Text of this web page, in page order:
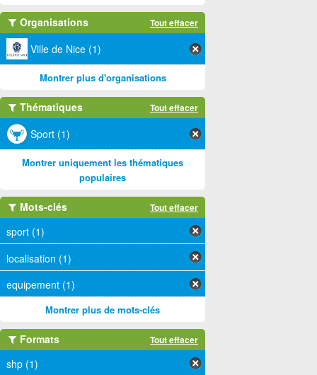
Organisations Tout effacer
Ville de Nice (1)
Montrer plus d'organisations
Thématiques Tout effacer
Sport (1)
Montrer uniquement les thématiques
populaires
Mots-clés Tout effacer
sport (1)
localisation (1)
equipement (1)
Montrer plus de mots-clés
Formats Tout effacer
shp (1)